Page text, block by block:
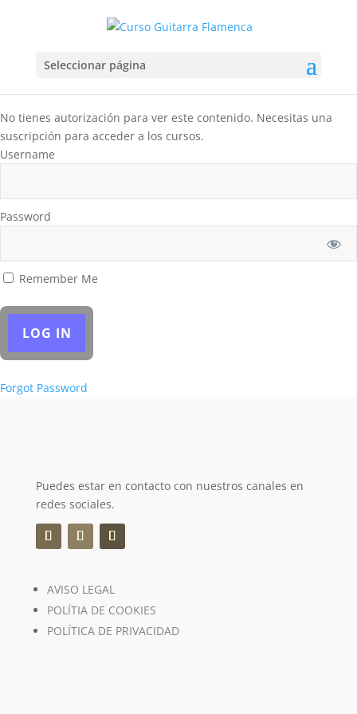
Seleccionar página
No tienes autorización para ver este contenido. Necesitas una
suscripción para acceder a los cursos.
Username
Password
Remember Me
Forgot Password
Puedes estar en contacto con nuestros canales en
redes sociales.
AVISO LEGAL
POLÍTIA DE COOKIES
POLÍTICA DE PRIVACIDAD